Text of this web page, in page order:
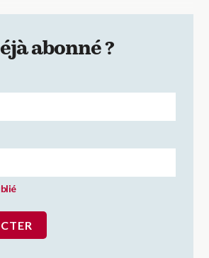
abonné ?